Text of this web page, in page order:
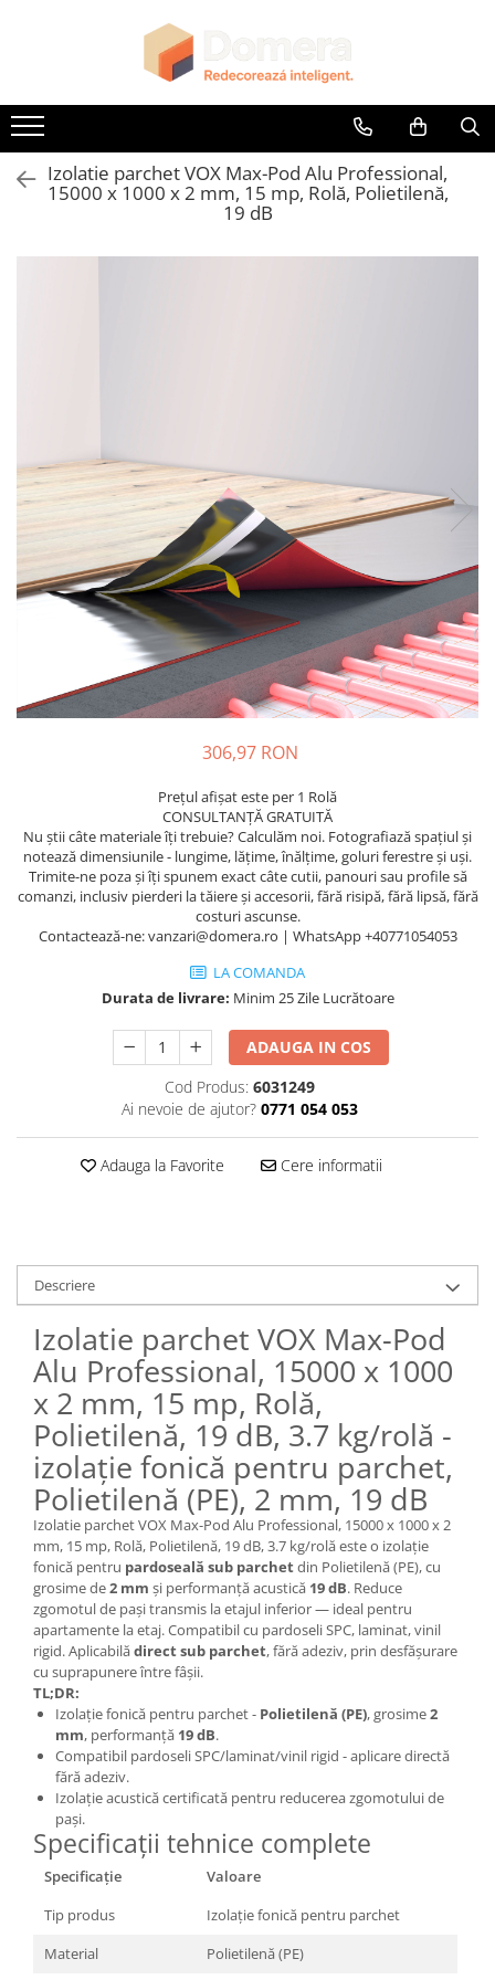
Toate Produsele
Parchet
Parchet SPC
Riflaje Decorative
Accesorii Plinte
Terminatii Plinta
Colt Exterior Plinta
Colt Interior Plinta
Imbinare Plinta
Accesorii Lambriuri
Accesorii Riflaje Decorative
Accesorii Universale
Profile Decorative Fatada
Lambriuri
Panouri Decorative
Panouri Decorative Premium
Izolatie parchet VOX Max-Pod Alu Professional,
15000 x 1000 x 2 mm, 15 mp, Rolă, Polietilenă,
19 dB
306,97 RON
Prețul afișat este per 1 Rolă
CONSULTANȚĂ GRATUITĂ
Nu știi câte materiale îți trebuie? Calculăm noi. Fotografiază spațiul și
notează dimensiunile - lungime, lățime, înălțime, goluri ferestre și uși.
Trimite-ne poza și îți spunem exact câte cutii, panouri sau profile să
comanzi, inclusiv pierderi la tăiere și accesorii, fără risipă, fără lipsă, fără
costuri ascunse.
Contactează-ne: vanzari@domera.ro | WhatsApp +40771054053
LA COMANDA
Durata de livrare: Minim 25 Zile Lucrătoare
ADAUGA IN COS
Cod Produs: 6031249
Ai nevoie de ajutor? 0771 054 053
Adauga la Favorite Cere informatii
Descriere
Izolatie parchet VOX Max-Pod
Alu Professional, 15000 x 1000
x 2 mm, 15 mp, Rolă,
Polietilenă, 19 dB, 3.7 kg/rolă -
izolație fonică pentru parchet,
Polietilenă (PE), 2 mm, 19 dB
Izolatie parchet VOX Max-Pod Alu Professional, 15000 x 1000 x 2
mm, 15 mp, Rolă, Polietilenă, 19 dB, 3.7 kg/rolă este o izolație
fonică pentru pardoseală sub parchetdin Polietilenă (PE), cu
grosime de2 mm și performanță acustică 19 dB. Reduce
zgomotul de pași transmis la etajul inferior — ideal pentru
apartamente la etaj. Compatibil cu pardoseli SPC, laminat, vinil
rigid. Aplicabilădirect sub parchet, fără adeziv, prin desfășurare
cu suprapunere între fâșii.
TL;DR:
Izolație fonică pentru parchet - Polietilenă (PE), grosime2
mm, performanță 19 dB.
Compatibil pardoseli SPC/laminat/vinil rigid - aplicare directă
fără adeziv.
Izolație acustică certificată pentru reducerea zgomotului de
pași.
Specificații tehnice complete
Specificație
Valoare
Tip produs
Izolație fonică pentru parchet
Material
Polietilenă (PE)